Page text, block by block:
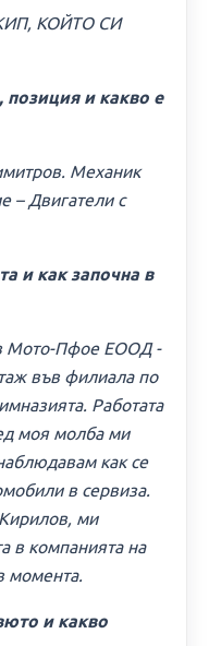
КОЙТО СИ
позиция и какво е
Механик
– Двигатели с
и как започна в
Пфое ЕООД -
във филиала по
Работата
моя молба ми
как се
в сервиза.
ми
в компанията на
момента.
и какво